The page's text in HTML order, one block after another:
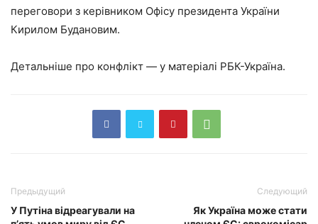
переговори з керівником Офісу президента України
Кирилом Будановим.
Детальніше про конфлікт — у матеріалі РБК-Україна.
Предыдущий
У Путіна відреагували на
Следующий
Як Україна може стати